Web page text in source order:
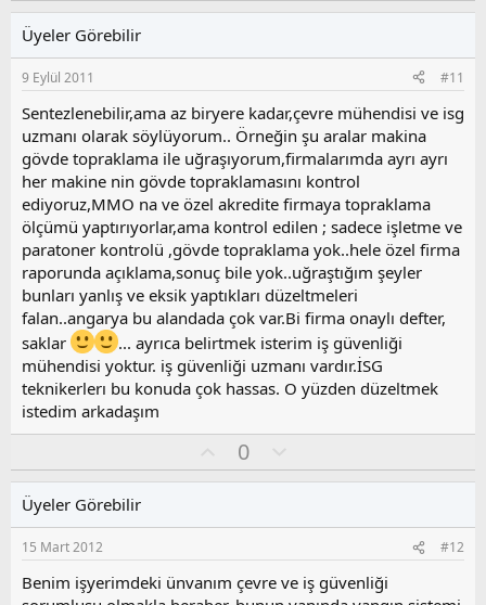
s
u
z
o
y
l
a
Üyeler Görebilir
9 Eylül 2011 #11
Sentezlenebilir,ama az biryere kadar,çevre mühendisi ve isg
uzmanı olarak söylüyorum.. Örneğin şu aralar makina
gövde topraklama ile uğraşıyorum,firmalarımda ayrı ayrı
her makine nin gövde topraklamasını kontrol
ediyoruz,MMO na ve özel akredite firmaya topraklama
ölçümü yaptırıyorlar,ama kontrol edilen ; sadece işletme ve
paratoner kontrolü ,gövde topraklama yok..hele özel firma
raporunda açıklama,sonuç bile yok..uğraştığım şeyler
bunları yanlış ve eksik yaptıkları düzeltmeleri
falan..angarya bu alandada çok var.Bi firma onaylı defter,
saklar
... ayrıca belirtmek isterim iş güvenliği
mühendisi yoktur. iş güvenliği uzmanı vardır.İSG
teknikerlerı bu konuda çok hassas. O yüzden düzeltmek
istedim arkadaşım
y
0
l
s
u
z
Üyeler Görebilir
15 Mart 2012 #12
Benim işyerimdeki ünvanım çevre ve iş güvenliği